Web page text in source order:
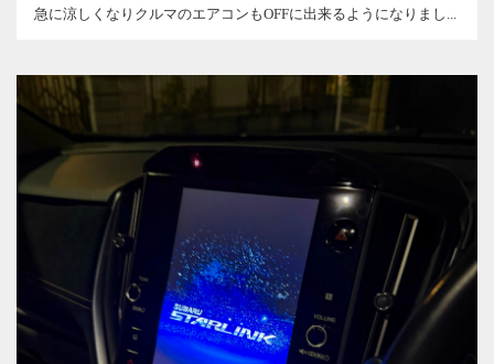
急に涼しくなりクルマのエアコンもOFFに出来るようになりまし...